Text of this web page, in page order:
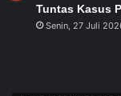
Tuntas Kasus
Senin, 27 Juli